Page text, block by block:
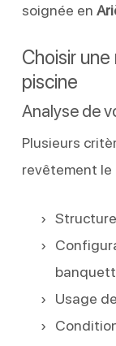
soignée en
Choisir
piscine
Analyse de
Plusieurs
revêtement le
Usage